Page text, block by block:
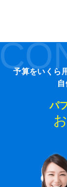
予算をいくら
パ